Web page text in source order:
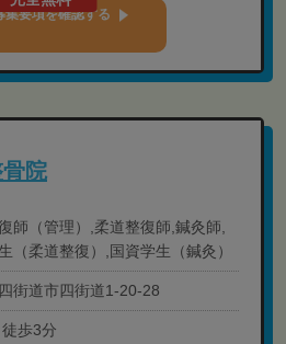
集要項を確認する
院
師（管理）,柔道整復師,鍼灸師,
（柔道整復）,国資学生（鍼灸）
街道市四街道1-20-28
歩3分